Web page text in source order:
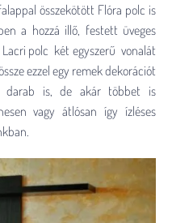
összekötött Flóra polc is
a hozzá illő, festett üveges
polc két egyszerű vonalát
ezzel egy remek dekorációt
darab is, de akár többet is
vagy átlósan így ízléses